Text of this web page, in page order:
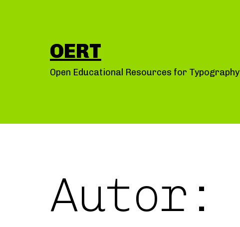
contenidoOERT
Open Educational Resources for Typography
Autor: